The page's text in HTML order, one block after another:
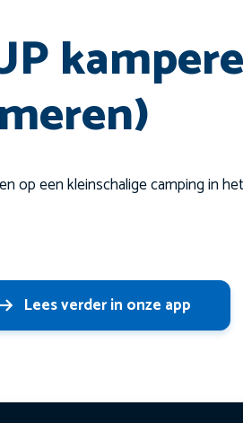
op een kleinschalige camping in
Lees verder in onze app